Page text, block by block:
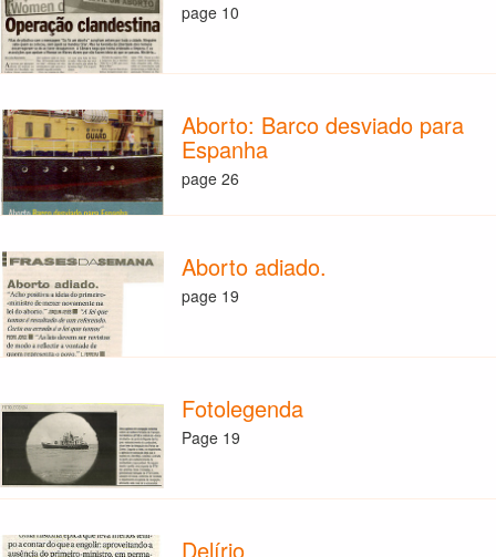
page 10
Aborto: Barco desviado para
Espanha
page 26
Aborto adiado.
page 19
Fotolegenda
Page 19
Delírio